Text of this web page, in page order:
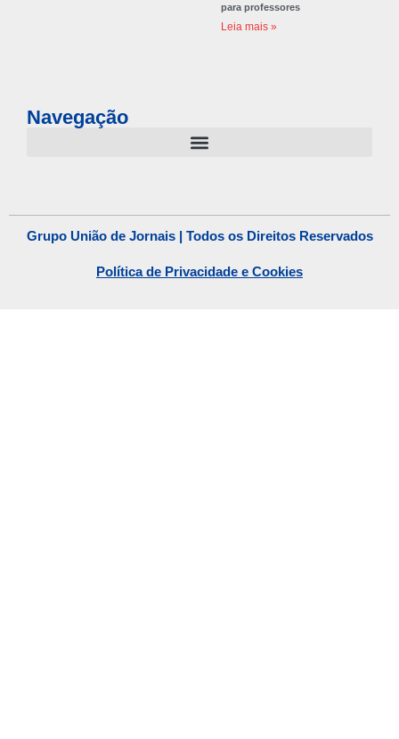
para professores
Leia mais »
Navegação
Grupo União de Jornais | Todos os Direitos Reservados
Política de Privacidade e Cookies